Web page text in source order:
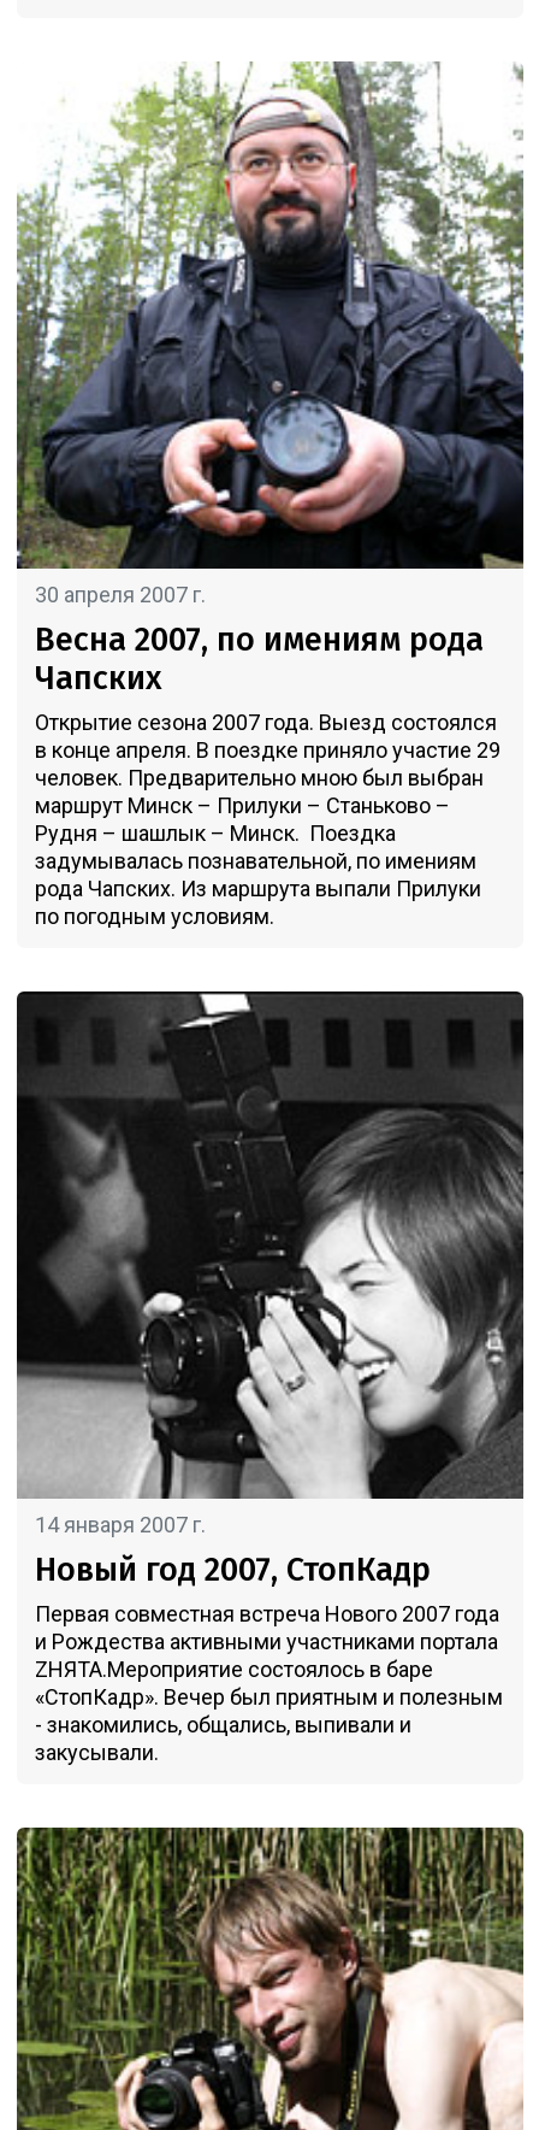
30 апреля 2007 г.
Весна 2007, по имениям рода
Чапских
Открытие сезона 2007 года. Выезд состоялся
в конце апреля. В поездке приняло участие 29
человек. Предварительно мною был выбран
маршрут Минск – Прилуки – Станьково –
Рудня – шашлык – Минск. Поездка
задумывалась познавательной, по имениям
рода Чапских. Из маршрута выпали Прилуки
по погодным условиям.
14 января 2007 г.
Новый год 2007, СтопКадр
Первая совместная встреча Нового 2007 года
и Рождества активными участниками портала
ZНЯТА.Мероприятие состоялось в баре
«СтопКадр». Вечер был приятным и полезным
- знакомились, общались, выпивали и
закусывали.